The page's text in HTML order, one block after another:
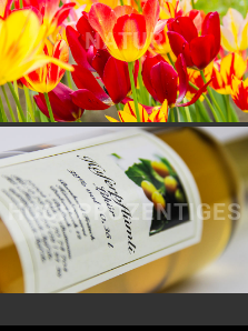
NATUR
HOCHPROZENTIGES